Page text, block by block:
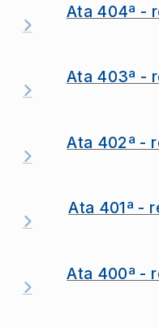
Ata 404ª -
Ata 403ª -
Ata 402ª -
Ata 401ª -
Ata 400ª -